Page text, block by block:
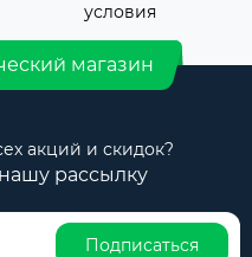
условия
магазин
акций и скидок?
рассылку
Подписаться